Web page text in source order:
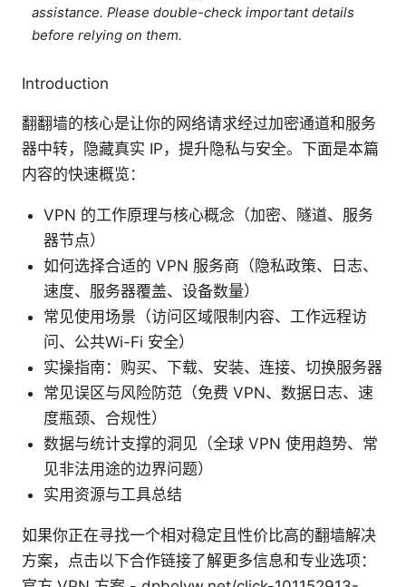
assistance. Please double-check important details
before relying on them.
Introduction
翻翻墙的核心是让你的网络请求经过加密通道和服务
器中转，隐藏真实 IP，提升隐私与安全。下面是本篇
内容的快速概览：
VPN 的工作原理与核心概念（加密、隧道、服务
器节点）
如何选择合适的 VPN 服务商（隐私政策、日志、
速度、服务器覆盖、设备数量）
常见使用场景（访问区域限制内容、工作远程访
问、公共Wi-Fi 安全）
实操指南：购买、下载、安装、连接、切换服务器
常见误区与风险防范（免费 VPN、数据日志、速
度瓶颈、合规性）
数据与统计支撑的洞见（全球 VPN 使用趋势、常
见非法用途的边界问题）
实用资源与工具总结
如果你正在寻找一个相对稳定且性价比高的翻墙解决
方案，点击以下合作链接了解更多信息和专业选项：